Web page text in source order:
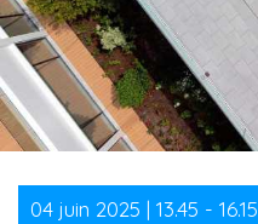
04 juin 2025 | 13.45 - 16.15